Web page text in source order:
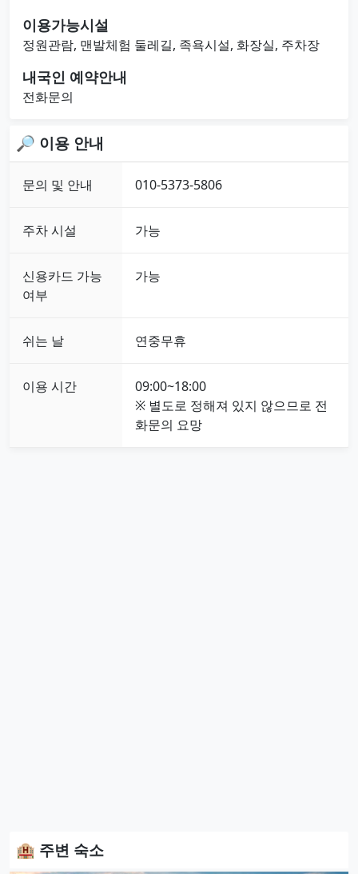
이용가능시설
정원관람, 맨발체험 둘레길, 족욕시설, 화장실, 주차장
내국인 예약안내
전화문의
🔎 이용 안내
문의 및 안내 010-5373-5806
주차 시설 가능
신용카드 가능
여부
가능
쉬는 날 연중무휴
이용 시간
09:00~18:00
※ 별도로 정해져 있지 않으므로 전
화문의 요망
🏨 주변 숙소